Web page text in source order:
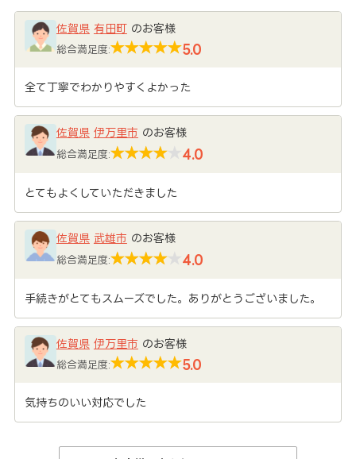
佐賀県 有田町のお客様
総合満足度: 5.0
全て丁寧でわかりやすくよかった
佐賀県 伊万里市 のお客様
総合満足度: 4.0
とてもよくしていただきました
佐賀県 武雄市 のお客様
総合満足度: 4.0
手続きがとてもスムーズでした。ありがとうございました。
佐賀県 伊万里市 のお客様
総合満足度: 5.0
気持ちのいい対応でした